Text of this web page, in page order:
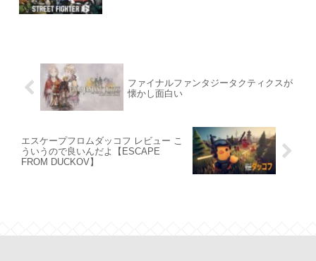
ファイナルファンタジータクティクスが
懐かし面白い
エスケープフロムダッコフ レビュー こ
ういうので良いんだよ【ESCAPE
FROM DUCKOV】